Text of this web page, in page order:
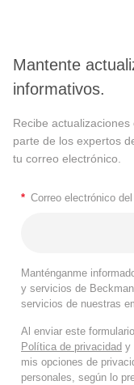
Mantente
informativos.
Recibe
parte de los expertos
tu correo electrónico.
* Correo electrónico
Manténganme
y servicios de
servicios de nuestras
Al enviar este
Política de privacidad y
mis opciones de
personales, según lo